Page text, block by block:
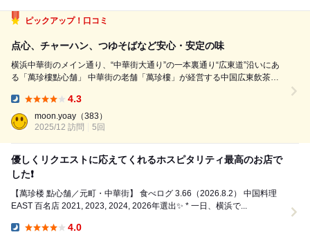
ピックアップ！口コミ
点心、チャーハン、つゆそばなど安心・安定の味
横浜中華街のメイン通り、“中華街大通り”の一本裏通り“広東道”沿いにあ
る「萬珍樓點心舗」 中華街の老舗「萬珍樓」が経営する中国広東飲茶・
創業134年 「萬珍樓點心舗」は1986年(昭和61年)なので今年で39年に...
4.3
moon.yoay （383）
2025/12 訪問
5回
優しくリクエストに応えてくれるホスピタリティ最高のお店で
した❗️
【萬珍楼 點心舗／元町・中華街】 食べログ 3.66（2026.8.2） 中国料理
EAST 百名店 2021, 2023, 2024, 2026年選出✨ * 一日、横浜で...
4.0